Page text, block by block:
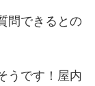
問できるとの
うです！屋内